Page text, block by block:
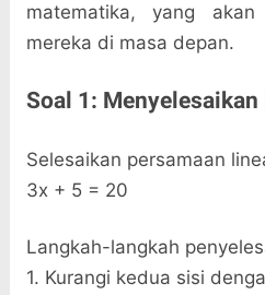
matematika, yang
mereka di masa depan.
Soal 1:
Selesaikan persamaan
3x + 5 = 20
Langkah-langkah
1. Kurangi kedua sisi